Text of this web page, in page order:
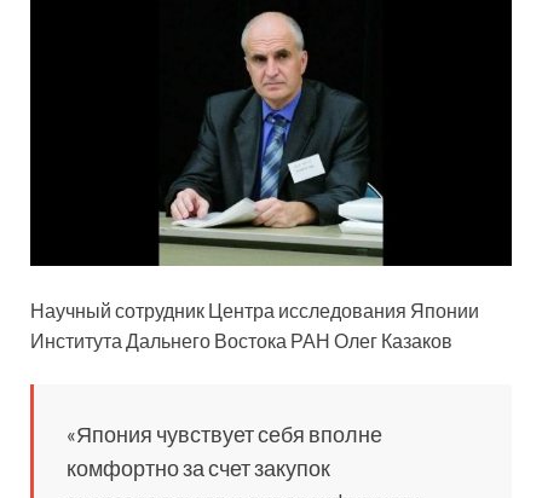
Научный сотрудник Центра исследования Японии
Института Дальнего Востока РАН Олег Казаков
«Япония чувствует себя вполне
комфортно за счет закупок